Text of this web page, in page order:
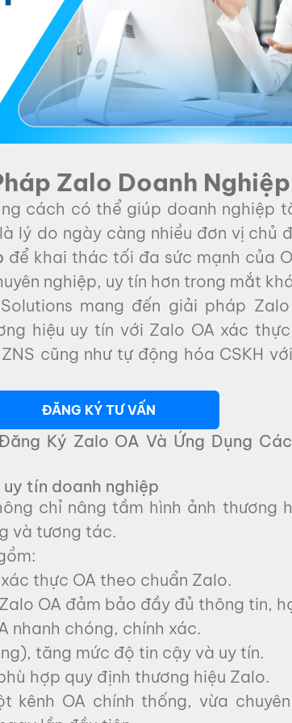
Zalo Doanh Nghiệp
cách có thể giúp doanh nghiệp
lý do ngày càng nhiều đơn vị chủ
để khai thác tối đa sức mạnh của
nghiệp, uy tín hơn trong mắt
mang đến giải pháp
hiệu uy tín với Zalo OA xác
cũng như tự động hóa CSKH
ĐĂNG KÝ TƯ VẤN
Ký Zalo OA Và Ứng Dụng
tín doanh nghiệp
chỉ nâng tầm hình ảnh thương
và tương tác.
thực OA theo chuẩn Zalo.
OA đảm bảo đầy đủ thông tin,
nhanh chóng, chính xác.
tăng mức độ tin cậy và uy tín.
hợp quy định thương hiệu Zalo.
kênh OA chính thống, vừa